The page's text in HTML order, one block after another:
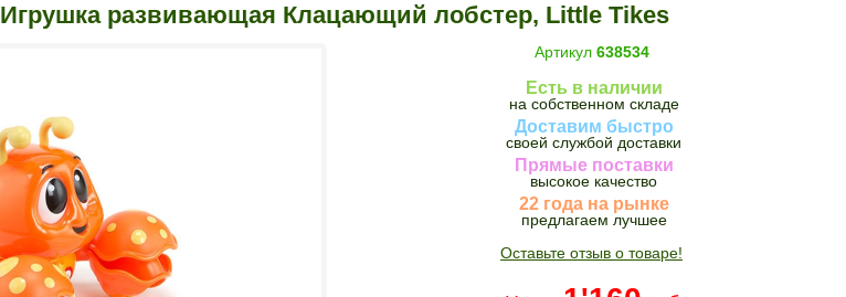
Игрушка развивающая Клацающий лобстер, Little Tikes
Артикул 638534
Есть в наличии
на собственном складе
Доставим быстро
своей службой доставки
Прямые поставки
высокое качество
22 года на рынке
предлагаем лучшее
Оставьте отзыв о товаре!